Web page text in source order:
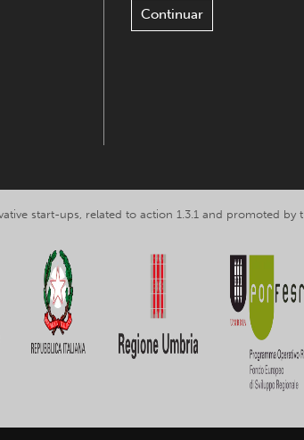
Continuar
start-ups, related to action 1.3.1 and promoted by